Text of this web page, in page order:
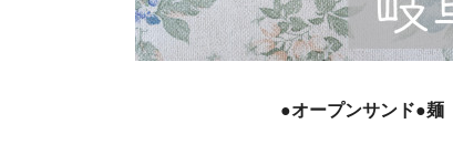
●オープンサンド●